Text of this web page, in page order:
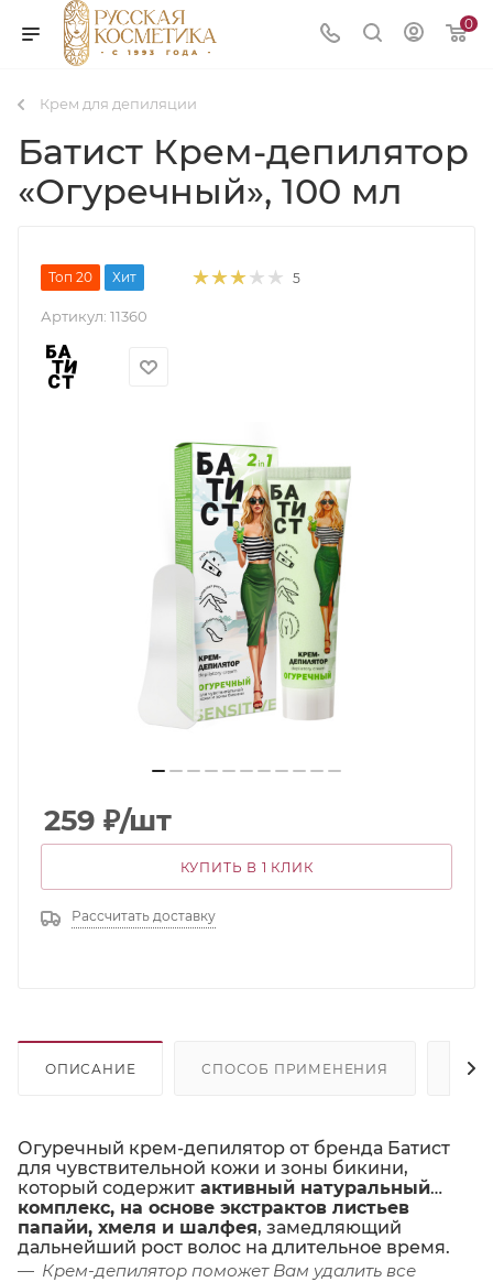
0
Крем для депиляции
Батист Крем-депилятор
«Огуречный», 100 мл
Топ 20 Хит 5
Артикул: 11360
259 ₽/шт
КУПИТЬ В 1 КЛИК
Рассчитать доставку
ОПИСАНИЕ СПОСОБ ПРИМЕНЕНИЯ
Огуречный крем-депилятор от бренда Батист
для чувствительной кожи и зоны бикини,
который содержит активный натуральный
комплекс, на основе экстрактов листьев
папайи, хмеля и шалфея, замедляющий
дальнейший рост волос на длительное время.
Крем-депилятор поможет Вам удалить все